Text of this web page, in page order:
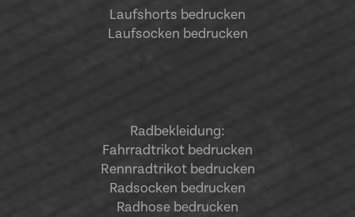
Laufshorts bedrucken
Laufsocken bedrucken
Radbekleidung:
Fahrradtrikot bedrucken
Rennradtrikot bedrucken
Radsocken bedrucken
Radhose bedrucken